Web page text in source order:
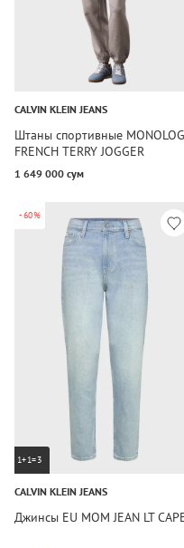
CALVIN KLEIN JEANS
Штаны спортивные
FRENCH TERRY JOGGER
1 649 000 сум
-60%
1+1=3
CALVIN KLEIN JEANS
Джинсы EU MOM JEAN LT